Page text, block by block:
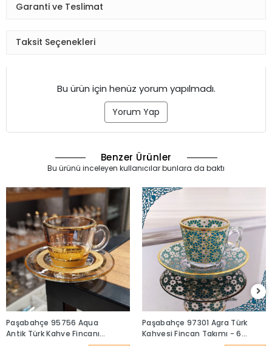
Garanti ve Teslimat
Taksit Seçenekleri
Bu ürün için henüz yorum yapılmadı.
Yorum Yap
Benzer Ürünler
Bu ürünü inceleyen kullanıcılar bunlara da baktı
Paşabahçe 95756 Aqua
Antik Türk Kahve Fincanı
Paşabahçe 97301 Agra Türk
Kahvesi Fincan Takımı - 6